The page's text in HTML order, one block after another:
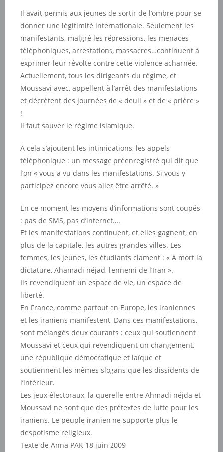
Il avait permis aux jeunes de sortir de l’ombre pour se
donner une légitimité internationale. Seulement les
manifestants, malgré les répressions, les menaces
téléphoniques, arrestations, massacres…continuent à
exprimer leur révolte contre cette violence acharnée.
Actuellement, tous les dirigeants du régime, et
Moussavi avec, appellent à l’arrêt des manifestations
et décrètent des journées de « deuil » et de « prière »
!
Il faut sauver le régime islamique.
A cela s’ajoutent les intimidations, les appels
téléphonique : un message préenregistré qui dit que
l’on « vous a vu dans les manifestations. Si vous y
participez encore vous allez être arrêté. »
En ce moment les moyens d’informations sont coupés
: pas de SMS, pas d’internet….
Et les manifestations continuent, et elles gagnent, en
plus de la capitale, les autres grandes villes. Les
femmes, les jeunes, les étudiants clament : « A mort la
dictature, Ahamadi néjad, l’ennemi de l’Iran ».
Ils revendiquent un espace de vie, un espace de
liberté.
En France, comme partout en Europe, les iraniennes
et les iraniens manifestent. Dans ces manifestations,
sont mélangés deux courants : ceux qui soutiennent
Moussavi et ceux qui revendiquent un changement,
une république démocratique et laïque et
soutiennent les mêmes slogans que les dissidents de
l’intérieur.
Les jeux électoraux, la querelle entre Ahmadi néjda et
Moussavi ne sont que des prétextes de lutte pour les
iraniens. Le peuple iranien ne supporte plus le
despotisme religieux.
Texte de Anna PAK 18 juin 2009